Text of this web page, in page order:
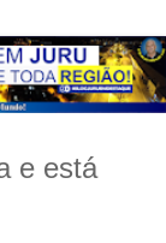
e está